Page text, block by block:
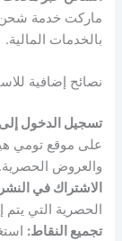
ماركت خدمة شحن
بالخدمات المالية.
نصائح إضافية
تسجيل الدخول
على موقع تومي
والعروض الحصرية.
الاشتراك في
الحصرية التي يتم
تجميع النقاط: